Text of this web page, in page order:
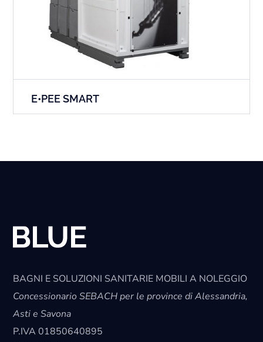
E•PEE SMART
BAGNI E SOLUZIONI SANITARIE MOBILI A NOLEGGIO
Concessionario SEBACH per le province di Alessandria,
Asti e Savona
P.IVA01850640895